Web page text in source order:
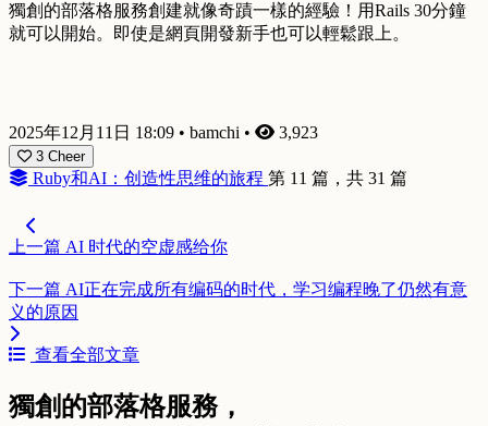
獨創的部落格服務創建就像奇蹟一樣的經驗！用Rails 30分鐘
就可以開始。即使是網頁開發新手也可以輕鬆跟上。
2025年12月11日 18:09 • bamchi • 3,923
3 Cheer
Ruby和AI：创造性思维的旅程 第 11 篇，共 31 篇
上一篇 AI 时代的空虚感给你
下一篇 AI正在完成所有编码的时代，学习编程晚了仍然有意
义的原因
查看全部文章
獨創的部落格服務，